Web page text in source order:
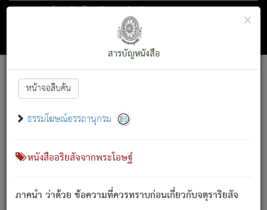
ตอน 1 ว่าด้วย สัตว์โลกกับจตุราริยสัจ
สารบัญ×
สารบัญหนังสือ
หน้าจอสืบค้น
ธรรมโฆษณ์อรรถานุกรม
หนังสืออริยสัจจากพระโอษฐ์
ภาคนำ ว่าด้วย ข้อความที่ควรทราบก่อนเกี่ยวกับจตุราริยสัจ
Font :15 ]||
สัตว์โลกนี้ เกิดความเดือดร้อนแล้ว มีผัสสะบังหน้า
เขาสำคัญสิ่งใด โดยความเป็นประการใด แต่สิ่งนั้นย่อมเป็น
(ตามที่เป็นจริง) โดยประการอื่นจากที่เขาสำคัญนั้น
สัตว์โลกติดข้องอยู่ในภพ ถูกภพบังหน้าแล้ว มีภพโดยความ
เป็นอย่างอื่น (จากที่มันเป็นอยู่จริง) จึงได้เพลิดเพลินยิ่งนักในภพ